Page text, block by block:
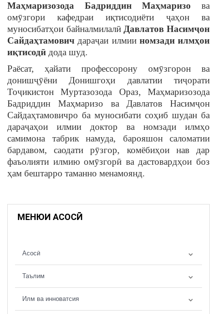
Маҳмаризозода Бадриддин Маҳмаризо ва
омӯзгори кафедраи иқтисодиёти ҷаҳон ва
муносибатҳои байналмилалӣ Давлатов Насимҷон
Сайдаҳтамович дараҷаи илмии номзади илмҳои
иқтисодӣ дода шуд.
Раёсат, ҳайати профессорону омӯзгорон ва
донишҷӯёни Донишгоҳи давлатии тиҷорати
Тоҷикистон Муртазозода Ораз, Маҳмаризозода
Бадриддин Маҳмаризо ва Давлатов Насимҷон
Сайдаҳтамовичро ба муносибати соҳиб шудан ба
дараҷаҳои илмии доктор ва номзади илмҳо
самимона табрик намуда, барояшон саломатии
бардавом, саодати рӯзгор, комёбиҳои нав дар
фаъолияти илмию омӯзгорӣ ва дастовардҳои боз
ҳам бештарро таманно менамоянд.
МЕНЮИ АСОСӢ
Асосӣ
Таълим
Илм ва инноватсия